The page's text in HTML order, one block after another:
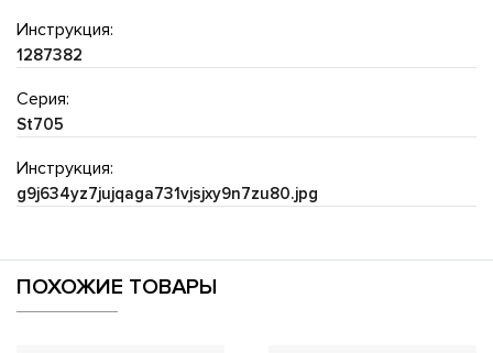
Инструкция:
1287382
Серия:
St705
Инструкция:
g9j634yz7jujqaga731vjsjxy9n7zu80.jpg
ПОХОЖИЕ ТОВАРЫ